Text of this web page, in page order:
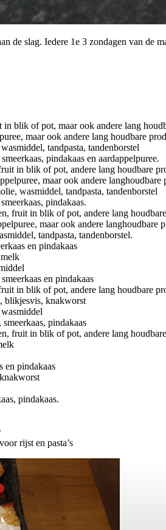
de slag. Iedere 1e 3 zondagen van
blik of pot, maar ook andere lang
maar ook andere lang houdbare
tandpasta, tandenborstel
pindakaas en aardappelpuree.
in blik of pot, andere lang houdbare
maar ook andere
wasmiddel, tandpasta, tandenborstel
pindakaas.
fruit in blik of pot, andere lang
maar ook andere langhoudbare
tandpasta, tandenborstel.
en pindakaas
en pindakaas
in blik of pot, andere lang houdbare
blikjesvis, knakworst
pindakaas
fruit in blik of pot, andere lang
en pindakaas
pindakaas.
rijst en pasta’s